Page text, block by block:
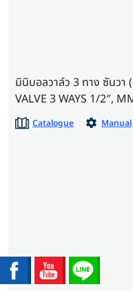
มินิบอลวาล์ว 3 ทาง ซันวา
VALVE 3 WAYS 1/2″,
Catalogue Manual